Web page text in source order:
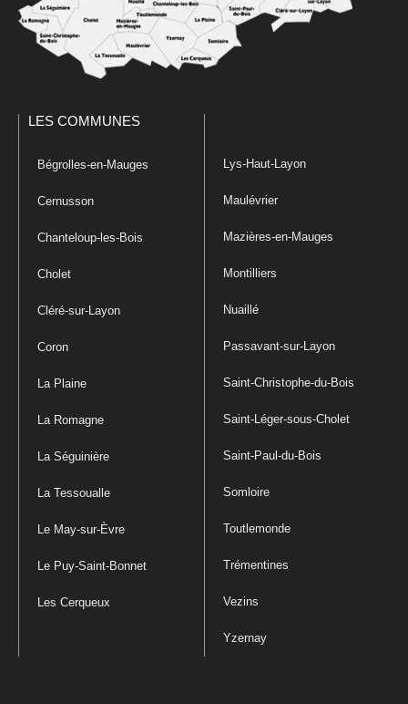
LES COMMUNES
Bégrolles-en-Mauges
Cernusson
Chanteloup-les-Bois
Cholet
Cléré-sur-Layon
Coron
La Plaine
La Romagne
La Séguinière
La Tessoualle
Le May-sur-Èvre
Le Puy-Saint-Bonnet
Les Cerqueux
Lys-Haut-Layon
Maulévrier
Mazières-en-Mauges
Montilliers
Nuaillé
Passavant-sur-Layon
Saint-Christophe-du-Bois
Saint-Léger-sous-Cholet
Saint-Paul-du-Bois
Somloire
Toutlemonde
Trémentines
Vezins
Yzernay